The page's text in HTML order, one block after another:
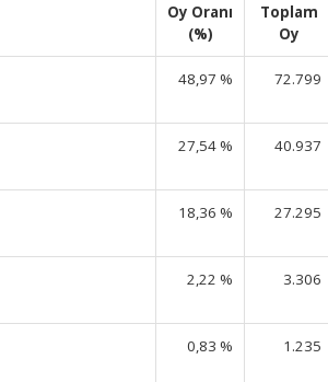
Oy Oranı
(%)
Toplam
Oy
48,97 % 72.799
27,54 % 40.937
18,36 % 27.295
2,22 % 3.306
0,83 % 1.235